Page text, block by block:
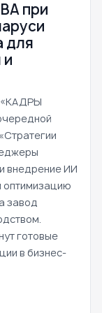
при
для
внедрение ИИ
оптимизацию
завод
готовые
в бизнес-